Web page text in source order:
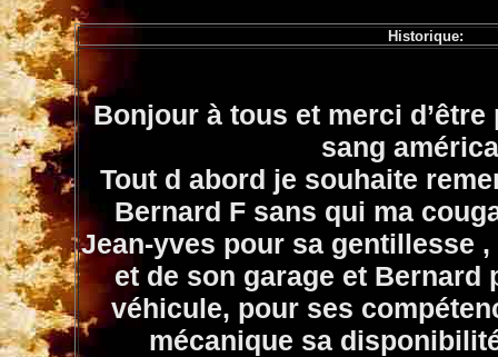
Historique:
Bonjour à tous et merci
sang
Tout d abord je souhaite
Bernard F sans qui ma
Jean-yves pour sa gentillesse
et de son garage et Bernard
véhicule, pour ses
mécanique sa